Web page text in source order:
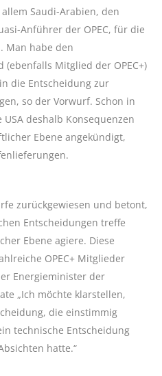
Saudi-Arabien, den
Anführer der OPEC, für die
Man habe den
(ebenfalls Mitglied der OPEC+)
die Entscheidung zur
so der Vorwurf. Schon in
deshalb Konsequenzen
Ebene angekündigt,
zurückgewiesen und betont,
Entscheidungen treffe
Ebene agiere. Diese
OPEC+ Mitglieder
Energieminister der
„Ich möchte klarstellen,
die einstimmig
technische Entscheidung
hatte.“